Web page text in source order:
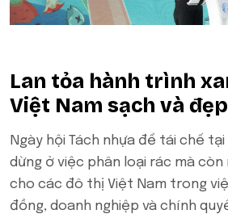
Lan tỏa hành trình
Việt Nam sạch và
Ngày hội Tách nhựa để tái chế tại
dừng ở việc phân loại rác mà còn
cho các đô thị Việt Nam trong
đồng, doanh nghiệp và chính